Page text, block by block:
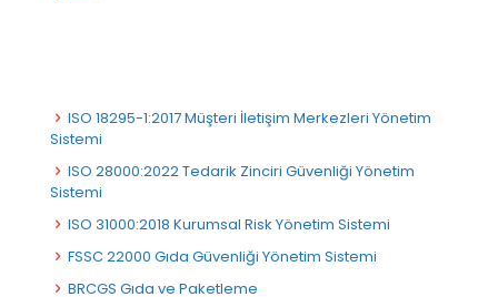
ISO 18295-1:2017 Müşteri İletişim Merkezleri Yönetim
Sistemi
ISO 28000:2022 Tedarik Zinciri Güvenliği Yönetim
Sistemi
ISO 31000:2018 Kurumsal Risk Yönetim Sistemi
FSSC 22000 Gıda Güvenliği Yönetim Sistemi
BRCGS Gıda ve Paketleme